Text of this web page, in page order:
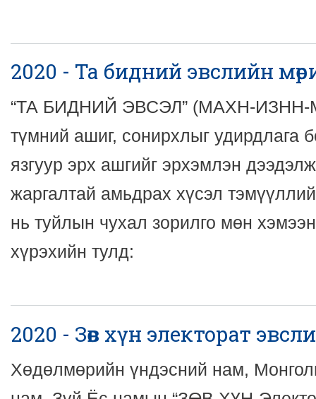
2020 - Та бидний эвслийн
“ТА БИДНИЙ ЭВСЭЛ” (МАХН-ИЗНН-
түмний ашиг, сонирхлыг удирдлага
язгуур эрх ашгийг эрхэмлэн
жаргалтай амьдрах хүсэл
нь туйлын чухал зорилго мөн
хүрэхийн тулд:
2020 - Зөв хүн электорат
Хөдөлмөрийн үндэсний нам,